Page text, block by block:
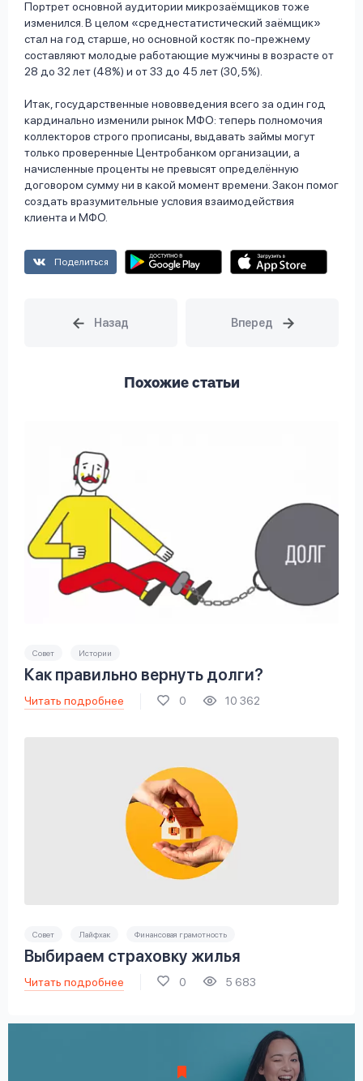
Портрет основной аудитории микрозаёмщиков тоже
изменился. В целом «среднестатистический заёмщик»
стал на год старше, но основной костяк по-прежнему
составляют молодые работающие мужчины в возрасте от
28 до 32 лет (48%) и от 33 до 45 лет (30,5%).
Итак, государственные нововведения всего за один год
кардинально изменили рынок МФО: теперь полномочия
коллекторов строго прописаны, выдавать займы могут
только проверенные Центробанком организации, а
начисленные проценты не превысят определённую
договором сумму ни в какой момент времени. Закон помог
создать вразумительные условия взаимодействия
клиента и МФО.
Поделиться
Похожие статьи
Совет Истории
Как правильно вернуть долги?
Читать подробнее 0 10 362
Совет Лайфхак Финансовая грамотность
Выбираем страховку жилья
Читать подробнее 0 5 683